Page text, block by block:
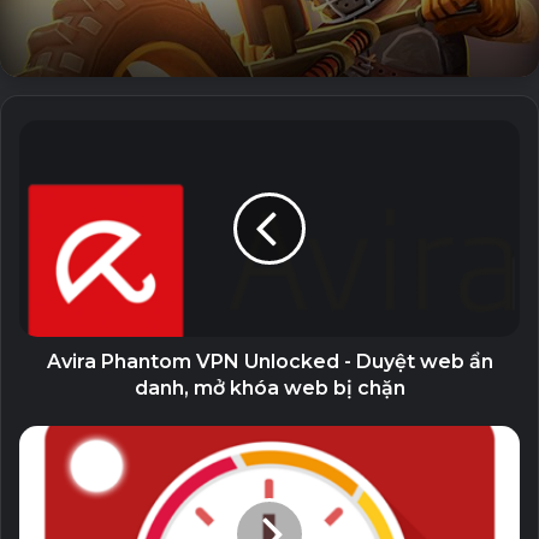
Máy tính có nhiều chức năng, chẳng hạn như:
– lên đến 100 chữ số có nghĩa và 9 chữ số của số mũ
– số tuần hoàn và việc chuyển đổi chúng thành phân số;
– không giới hạn số lượng mắc cài;
– ưu tiên của nhà điều hành;
– các hoạt động lặp lại;
– các biến và tính toán ký hiệu;
– đạo hàm và tích phân;
thị 3D;
– chi tiết tính toán – thông tin mở rộng về một phép tính
như tất cả các căn phức, vòng tròn đơn vị, v.v.;
Avira Phantom VPN Unlocked - Duyệt web ẩn
danh, mở khóa web bị chặn